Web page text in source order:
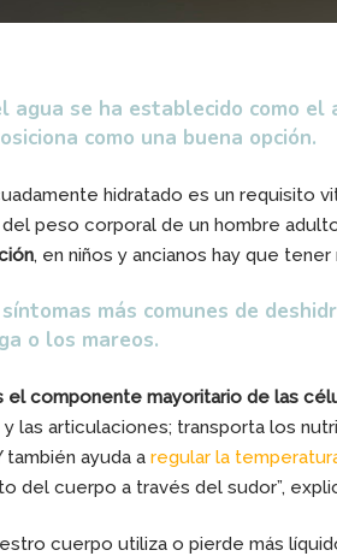
agua se ha establecido como
como una buena opción.
hidratado es un requisito
del peso corporal de un hombre
, en niños y ancianos hay que
más comunes de
o los mareos.
el componente mayoritario de las
y las articulaciones; transporta los
también ayuda a regular la
del cuerpo a través del sudor”,
cuerpo utiliza o pierde más